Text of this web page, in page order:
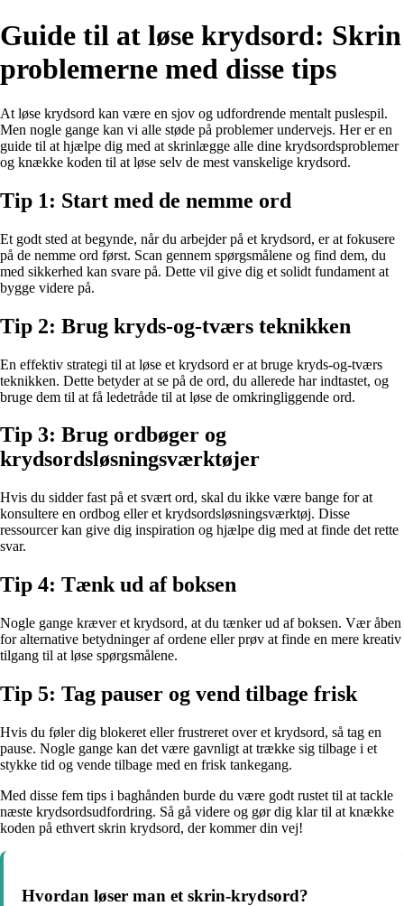
Guide til at løse krydsord: Skrin
problemerne med disse tips
At løse krydsord kan være en sjov og udfordrende mentalt puslespil.
Men nogle gange kan vi alle støde på problemer undervejs. Her er en
guide til at hjælpe dig med at skrinlægge alle dine krydsordsproblemer
og knække koden til at løse selv de mest vanskelige krydsord.
Tip 1: Start med de nemme ord
Et godt sted at begynde, når du arbejder på et krydsord, er at fokusere
på de nemme ord først. Scan gennem spørgsmålene og find dem, du
med sikkerhed kan svare på. Dette vil give dig et solidt fundament at
bygge videre på.
Tip 2: Brug kryds-og-tværs teknikken
En effektiv strategi til at løse et krydsord er at bruge kryds-og-tværs
teknikken. Dette betyder at se på de ord, du allerede har indtastet, og
bruge dem til at få ledetråde til at løse de omkringliggende ord.
Tip 3: Brug ordbøger og
krydsordsløsningsværktøjer
Hvis du sidder fast på et svært ord, skal du ikke være bange for at
konsultere en ordbog eller et krydsordsløsningsværktøj. Disse
ressourcer kan give dig inspiration og hjælpe dig med at finde det rette
svar.
Tip 4: Tænk ud af boksen
Nogle gange kræver et krydsord, at du tænker ud af boksen. Vær åben
for alternative betydninger af ordene eller prøv at finde en mere kreativ
tilgang til at løse spørgsmålene.
Tip 5: Tag pauser og vend tilbage frisk
Hvis du føler dig blokeret eller frustreret over et krydsord, så tag en
pause. Nogle gange kan det være gavnligt at trække sig tilbage i et
stykke tid og vende tilbage med en frisk tankegang.
Med disse fem tips i baghånden burde du være godt rustet til at tackle
næste krydsordsudfordring. Så gå videre og gør dig klar til at knække
koden på ethvert skrin krydsord, der kommer din vej!
Hvordan løser man et skrin-krydsord?